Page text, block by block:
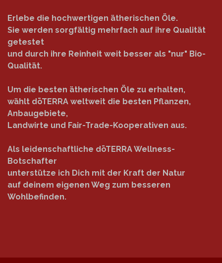
Erlebe die hochwertigen ätherischen Öle.
Sie werden sorgfältig mehrfach auf ihre Qualität
getestet
und durch ihre Reinheit weit besser als "nur" Bio-
Qualität.
Um die besten ätherischen Öle zu erhalten,
wählt dōTERRA weltweit die besten Pflanzen,
Anbaugebiete,
Landwirte und Fair-Trade-Kooperativen aus.
Als leidenschaftliche dōTERRA Wellness-
Botschafter
unterstütze ich Dich mit der Kraft der Natur
auf deinem eigenen Weg zum besseren
Wohlbefinden.